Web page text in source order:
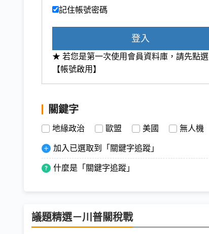
記住帳號密碼
登入
★ 若您是第一次使用會員資料庫，請先點選
【帳號啟用】
關鍵字
地緣政治 歐盟 美國 無人機
加入已選取到「關鍵字追蹤」
什麼是「關鍵字追蹤」
議題精選－川普關稅戰